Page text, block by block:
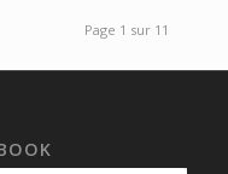
Page 1 sur 11